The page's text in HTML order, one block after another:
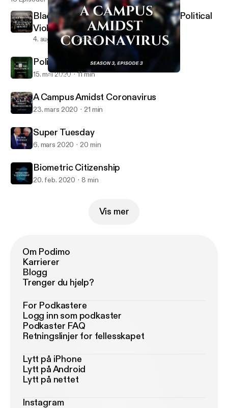
A Campus Amidst Coronavirus
Black Abolition and the Question of Political
Violence
4. aug. 2020 25 min
Policing Pregnancy
15. mai 2020 11 min
A Campus Amidst Coronavirus
23. mars 2020 21 min
Super Tuesday
6. mars 2020 20 min
Biometric Citizenship
20. feb. 2020 8 min
Vis mer
Om Podimo
Karrierer
Blogg
Trenger du hjelp?
For Podkastere
Logg inn som podkaster
Podkaster FAQ
Retningslinjer for fellesskapet
Lytt på iPhone
Lytt på Android
Lytt på nettet
Instagram